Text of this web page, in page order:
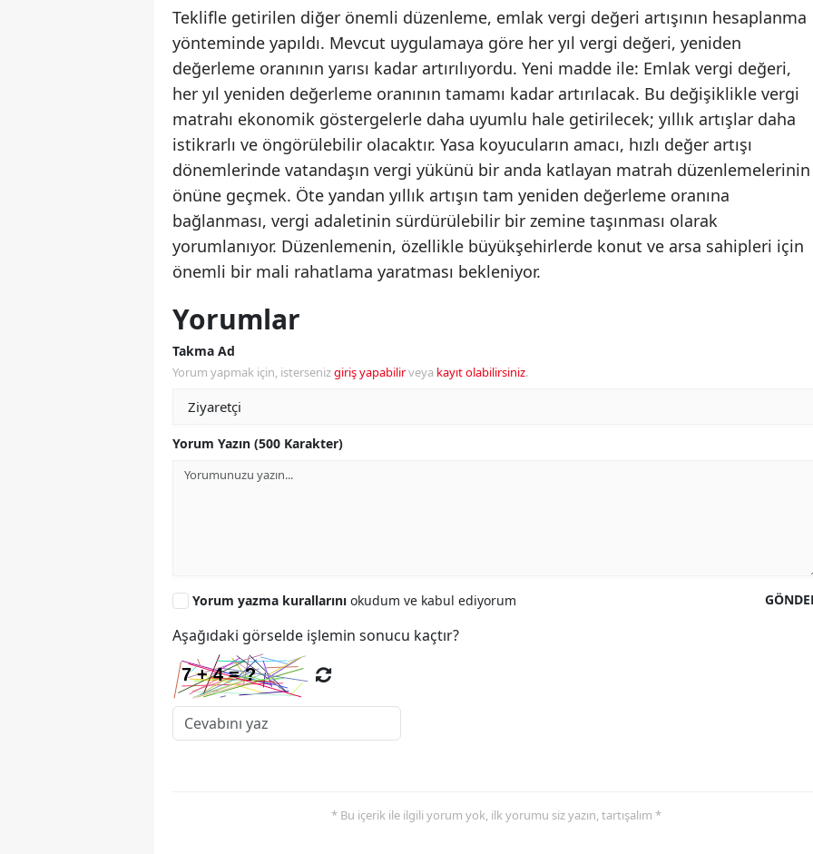
Teklifle getirilen diğer önemli düzenleme, emlak vergi değeri artışının hesaplanma
yönteminde yapıldı. Mevcut uygulamaya göre her yıl vergi değeri, yeniden
değerleme oranının yarısı kadar artırılıyordu. Yeni madde ile: Emlak vergi değeri,
her yıl yeniden değerleme oranının tamamı kadar artırılacak. Bu değişiklikle vergi
matrahı ekonomik göstergelerle daha uyumlu hale getirilecek; yıllık artışlar daha
istikrarlı ve öngörülebilir olacaktır. Yasa koyucuların amacı, hızlı değer artışı
dönemlerinde vatandaşın vergi yükünü bir anda katlayan matrah düzenlemelerinin
önüne geçmek. Öte yandan yıllık artışın tam yeniden değerleme oranına
bağlanması, vergi adaletinin sürdürülebilir bir zemine taşınması olarak
yorumlanıyor. Düzenlemenin, özellikle büyükşehirlerde konut ve arsa sahipleri için
önemli bir mali rahatlama yaratması bekleniyor.
Yorumlar
Takma Ad
Yorum yapmak için, istersenizgiriş yapabilirveya kayıt olabilirsiniz.
Yorum Yazın (500 Karakter)
Yorum yazma kurallarını okudum ve kabul ediyorum
Aşağıdaki görselde işlemin sonucu kaçtır?
* Bu içerik ile ilgili yorum yok, ilk yorumu siz yazın, tartışalım *